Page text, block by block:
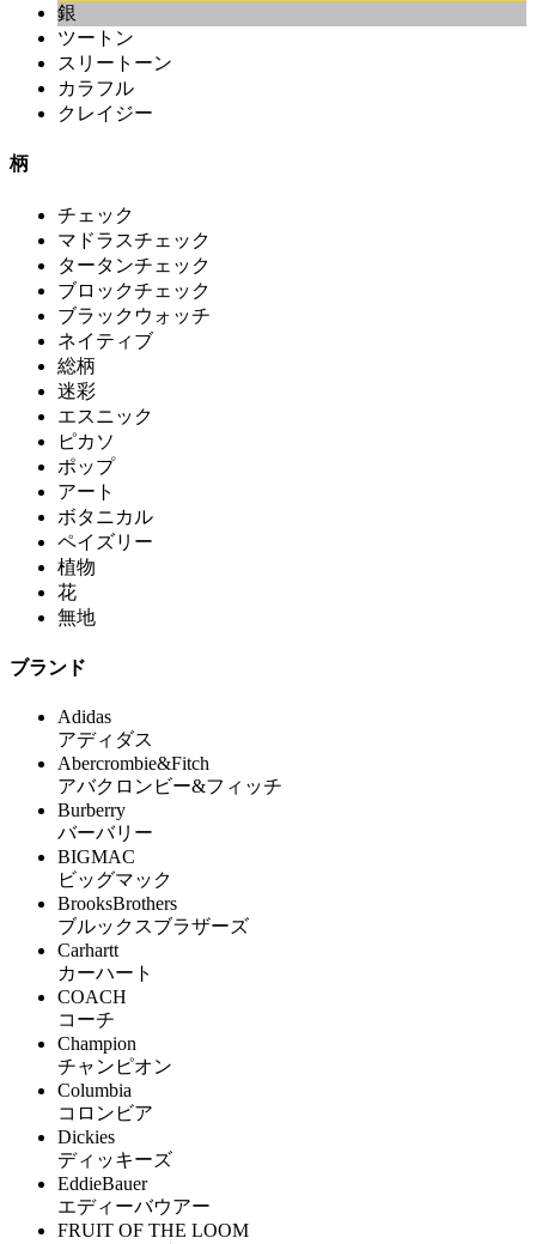
銀
ツートン
スリートーン
カラフル
クレイジー
柄
チェック
マドラスチェック
タータンチェック
ブロックチェック
ブラックウォッチ
ネイティブ
総柄
迷彩
エスニック
ピカソ
ポップ
アート
ボタニカル
ペイズリー
植物
花
無地
ブランド
Adidas
アディダス
Abercrombie&Fitch
アバクロンビー&フィッチ
Burberry
バーバリー
BIGMAC
ビッグマック
BrooksBrothers
ブルックスブラザーズ
Carhartt
カーハート
COACH
コーチ
Champion
チャンピオン
Columbia
コロンビア
Dickies
ディッキーズ
EddieBauer
エディーバウアー
FRUIT OF THE LOOM